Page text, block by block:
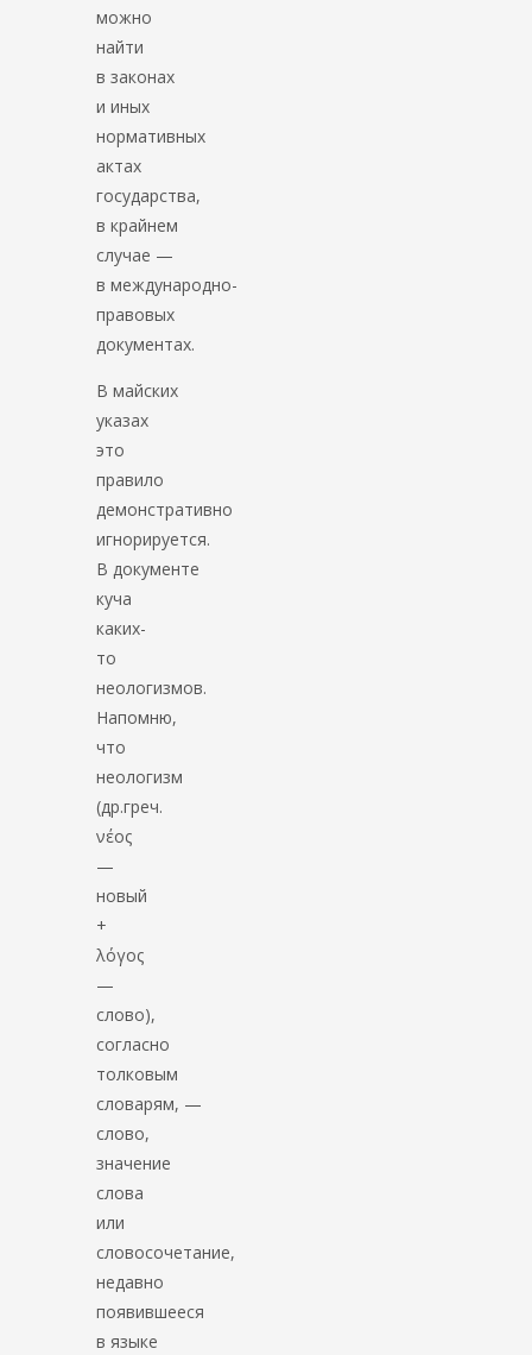
можно
найти
в законах
и иных
нормативных
актах
государства,
в крайнем
случае —
в международно-
правовых
документах.
В майских
указах
это
правило
демонстративно
игнорируется.
В документе
куча
каких-
то
неологизмов.
Напомню,
что
неологизм
(др.греч.
νέος
—
новый
+
λόγος
—
слово),
согласно
толковым
словарям, —
слово,
значение
слова
или
словосочетание,
недавно
появившееся
в языке